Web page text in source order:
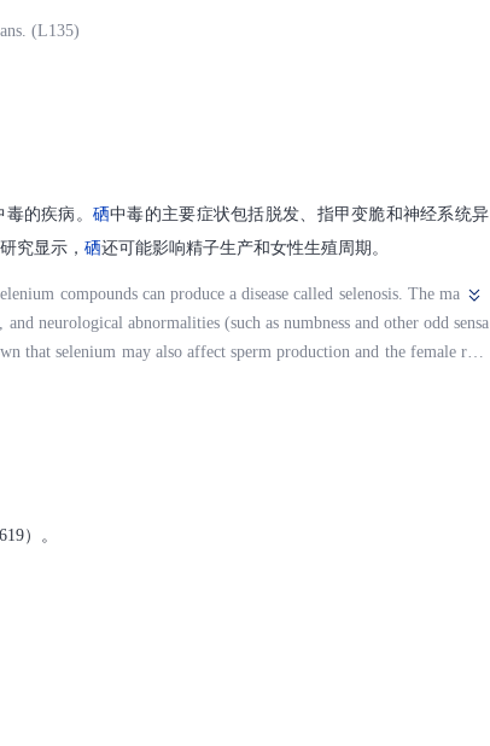
(L135)
毒的疾病。 硒中毒的主要症状包括脱发、指甲变脆和神经系统异
究显示， 硒还可能影响精子生产和女性生殖周期。
compounds can produce a disease called selenosis. The ma
neurological abnormalities (such as numbness and other odd sensa
that selenium may also affect sperm production and the female repr
）。